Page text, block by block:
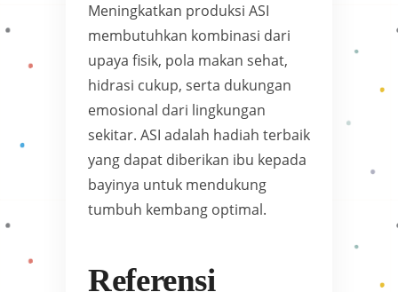
Meningkatkan produksi ASI
membutuhkan kombinasi dari
upaya fisik, pola makan sehat,
hidrasi cukup, serta dukungan
emosional dari lingkungan
sekitar. ASI adalah hadiah terbaik
yang dapat diberikan ibu kepada
bayinya untuk mendukung
tumbuh kembang optimal.
Referensi